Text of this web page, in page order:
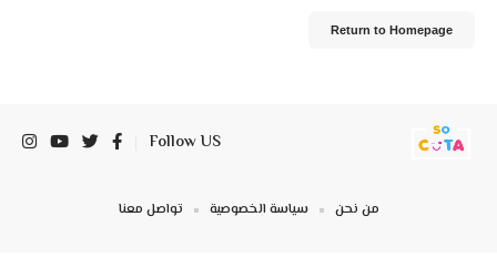
Return to Homepage
Follow US
من نحن سياسة الخصوصية تواصل معنا